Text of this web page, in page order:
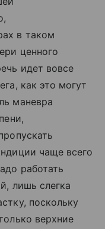
в таком
ценного
идет вовсе
как это могут
маневра
чаще всего
работать
лишь слегка
поскольку
верхние